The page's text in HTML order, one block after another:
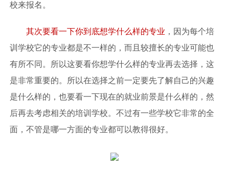
校来报名。
其次要看一下你到底想学什么样的专业 ，因为每个培
训学校它的专业都是不一样的，而且较擅长的专业可能也
有所不同。所以这要看你想学什么样的专业再去选择，这
是非常重要的。所以在选择之前一定要先了解自己的兴趣
是什么样的，也要看一下现在的就业前景是什么样的，然
后再去考虑相关的培训学校。不过有一些学校它非常的全
面，不管是哪一方面的专业都可以教得很好。